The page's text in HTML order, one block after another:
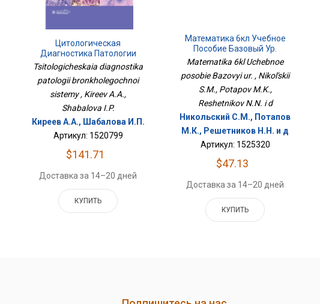
Цитологическая
Диагностика Патологии
Бронхолегочной Системы
Tsitologicheskaia diagnostika
patologii bronkholegochnoi
sistemy , Kireev A.A.,
Shabalova I.P.
Киреев А.А., Шабалова И.П.
Артикул: 1520799
$141.71
Доставка за 14–20 дней
КУПИТЬ
Математика 6кл Учебное
Пособие Базовый Ур.
Matematika 6kl Uchebnoe
posobie Bazovyi ur. , Nikol'skii
S.M., Potapov M.K.,
Reshetnikov N.N. i d
Никольский С.М., Потапов
М.К., Решетников Н.Н. и д
Артикул: 1525320
$47.13
Доставка за 14–20 дней
КУПИТЬ